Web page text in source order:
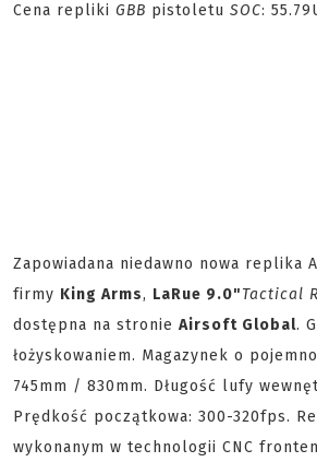
Cena repliki GBB pistoletu SOC:
Zapowiadana niedawno nowa replika
firmy King Arms, LaRue 9.0"Tactical
dostępna na stronie Airsoft Global.
łożyskowaniem. Magazynek o
745mm / 830mm. Długość lufy
Prędkość początkowa: 300-320fps.
wykonanym w technologii CNC